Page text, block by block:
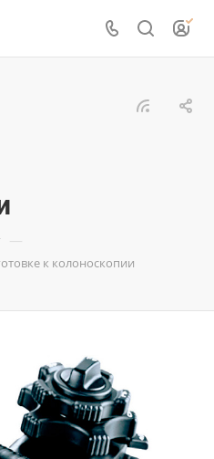
—
к колоноскопии